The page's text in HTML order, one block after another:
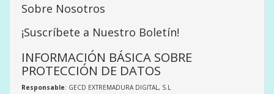
Sobre Nosotros
¡Suscríbete a Nuestro Boletín!
INFORMACIÓN BÁSICA SOBRE
PROTECCIÓN DE DATOS
Responsable: GECD EXTREMADURA DIGITAL, S.L